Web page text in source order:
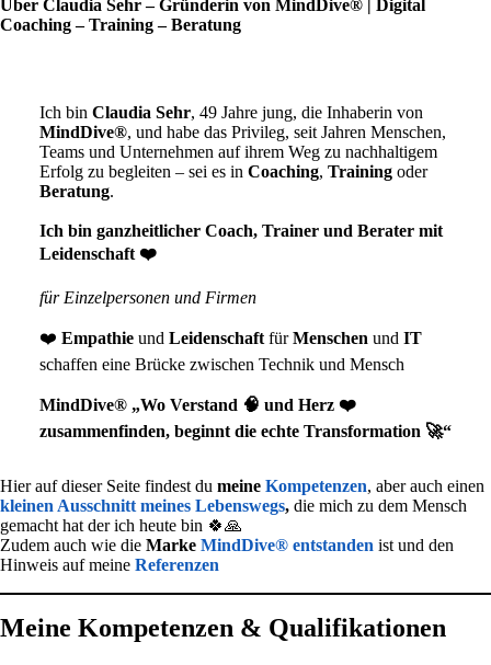
Über Claudia Sehr – Gründerin von MindDive® | Digital
Coaching – Training – Beratung
Ich bin Claudia Sehr, 49 Jahre jung, die Inhaberin von
MindDive®, und habe das Privileg, seit Jahren Menschen,
Teams und Unternehmen auf ihrem Weg zu nachhaltigem
Erfolg zu begleiten – sei es in Coaching, Trainingoder
Beratung.
Ich bin ganzheitlicher Coach, Trainer und Berater mit
Leidenschaft ❤️
für Einzelpersonen und Firmen
❤️ Empathieund LeidenschaftfürMenschen und IT
schaffen eine Brücke zwischen Technik und Mensch
MindDive® „Wo Verstand 🧠 und Herz ❤️
zusammenfinden, beginnt die echte Transformation 🚀“
Hier auf dieser Seite findest du meine Kompetenzen, aber auch einen
kleinen Ausschnitt meines Lebenswegs, die mich zu dem Mensch
gemacht hat der ich heute bin 🍀🙏
Zudem auch wie die Marke MindDive® entstanden ist und den
Hinweis auf meine Referenzen
Meine Kompetenzen & Qualifikationen